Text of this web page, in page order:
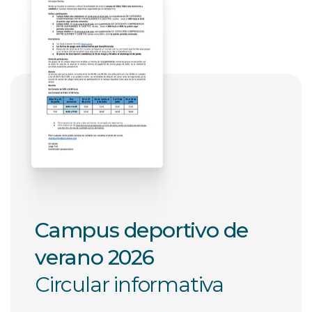
Campus deportivo de
verano 2026
Circular informativa